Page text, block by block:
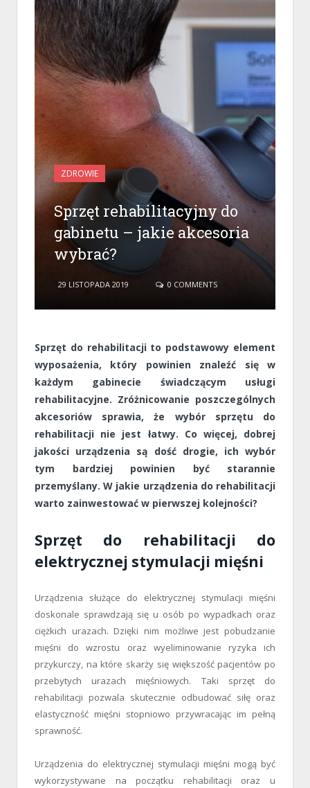
ZDROWIE
Sprzęt rehabilitacyjny do
gabinetu – jakie akcesoria
wybrać?
29 LISTOPADA 2019 0 COMMENTS
Sprzęt do rehabilitacji to podstawowy element
wyposażenia, który powinien znaleźć się w
każdym gabinecie świadczącym usługi
rehabilitacyjne. Zróżnicowanie poszczególnych
akcesoriów sprawia, że wybór sprzętu do
rehabilitacji nie jest łatwy. Co więcej, dobrej
jakości urządzenia są dość drogie, ich wybór
tym bardziej powinien być starannie
przemyślany. W jakie urządzenia do rehabilitacji
warto zainwestować w pierwszej kolejności?
Sprzęt do rehabilitacji do
elektrycznej stymulacji mięśni
Urządzenia służące do elektrycznej stymulacji mięśni
doskonale sprawdzają się u osób po wypadkach oraz
ciężkich urazach. Dzięki nim możliwe jest pobudzanie
mięśni do wzrostu oraz wyeliminowanie ryzyka ich
przykurczy, na które skarży się większość pacjentów po
przebytych urazach mięśniowych. Taki sprzęt do
rehabilitacji pozwala skutecznie odbudować siłę oraz
elastyczność mięśni stopniowo przywracając im pełną
sprawność.
Urządzenia do elektrycznej stymulacji mięśni mogą być
wykorzystywane na początku rehabilitacji oraz u